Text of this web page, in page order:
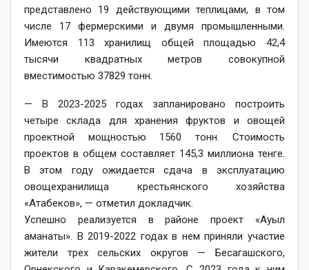
представлено 19 действующими теплицами, в том
числе 17 фермерскими и двумя промышленными.
Имеются 113 хранилищ общей площадью 42,4
тысячи квадратных метров совокупной
вместимостью 37829 тонн.
— В 2023-2025 годах запланировано построить
четыре склада для хранения фруктов и овощей
проектной мощностью 1560 тонн. Стоимость
проектов в общем составляет 145,3 миллиона тенге.
В этом году ожидается сдача в эксплуатацию
овощехранилища крестьянского хозяйства
«Атабеков», — отметил докладчик.
Успешно реализуется в районе проект «Ауыл
аманаты». В 2019-2022 годах в нем приняли участие
жители трех сельских округов — Бесагашского,